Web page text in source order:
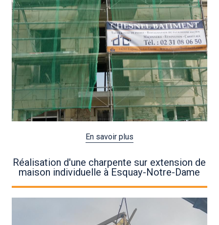
En savoir plus
Réalisation d'une charpente sur extension de
maison individuelle à Esquay-Notre-Dame